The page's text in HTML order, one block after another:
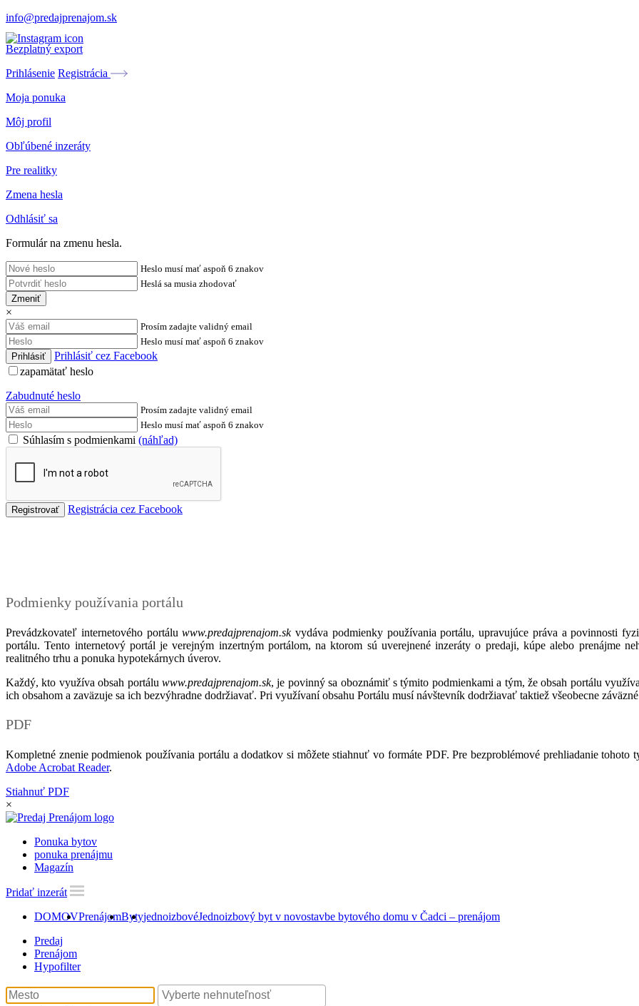
info@predajprenajom.sk
Bezplatný export
Prihlásenie Registrácia
Moja ponuka
Môj profil
Obľúbené inzeráty
Pre realitky
Zmena hesla
Odhlásiť sa
Formulár na zmenu hesla.
Heslo musí mať aspoň 6 znakov
Heslá sa musia zhodovať
Zmeniť
×
Prosím zadajte validný email
Heslo musí mať aspoň 6 znakov
Prihlásiť cez Facebook
zapamätať heslo
Zabudnuté heslo
Prosím zadajte validný email
Heslo musí mať aspoň 6 znakov
Súhlasím s podmienkami (náhľad)
Registrácia cez Facebook
Podmienky používania portálu
Prevádzkovateľ internetového portáluwww.predajprenajom.skvydáva podmienky používania portálu, upravujúce práva a povinnosti
portálu. Tento internetový portál je verejným inzertným portálom, na ktorom sú uverejnené inzeráty o predaji, kúpe alebo prenájme
realitného trhu a ponuka hypotekárnych úverov.
Každý, kto využíva obsah portálu www.predajprenajom.sk, je povinný sa oboznámiť s týmito podmienkami a tým, že obsah portálu
ich obsahom a zaväzuje sa ich bezvýhradne dodržiavať. Pri využívaní obsahu Portálu musí návštevník dodržiavať taktiež všeobecne
PDF
Kompletné znenie podmienok používania portálu a dodatkov si môžete stiahnuť vo formáte PDF. Pre bezproblémové prehliadanie
Adobe Acrobat Reader.
Stiahnuť PDF
×
Ponuka bytov
ponuka prenájmu
Magazín
Pridať inzerát
DOMOVPrenájomBytyjednoizbovéJednoizbový byt v novostavbe bytového domu v Čadci – prenájom
Predaj
Prenájom
Hypofilter